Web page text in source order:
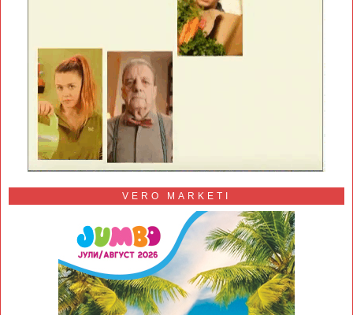
VERO MARKETI